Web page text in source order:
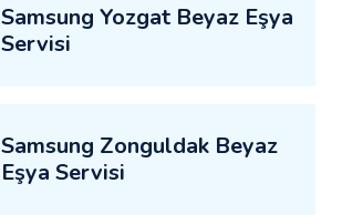
Samsung Yozgat Beyaz Eşya
Servisi
Samsung Zonguldak Beyaz
Eşya Servisi